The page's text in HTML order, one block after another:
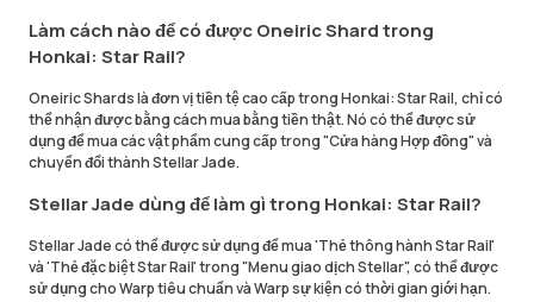
Làm cách nào để có được Oneiric Shard trong
Honkai: Star Rail?
Oneiric Shards là đơn vị tiền tệ cao cấp trong Honkai: Star Rail, chỉ có
thể nhận được bằng cách mua bằng tiền thật. Nó có thể được sử
dụng để mua các vật phẩm cung cấp trong "Cửa hàng Hợp đồng" và
chuyển đổi thành Stellar Jade.
Stellar Jade dùng để làm gì trong Honkai: Star Rail?
Stellar Jade có thể được sử dụng để mua 'Thẻ thông hành Star Rail'
và 'Thẻ đặc biệt Star Rail' trong "Menu giao dịch Stellar", có thể được
sử dụng cho Warp tiêu chuẩn và Warp sự kiện có thời gian giới hạn.